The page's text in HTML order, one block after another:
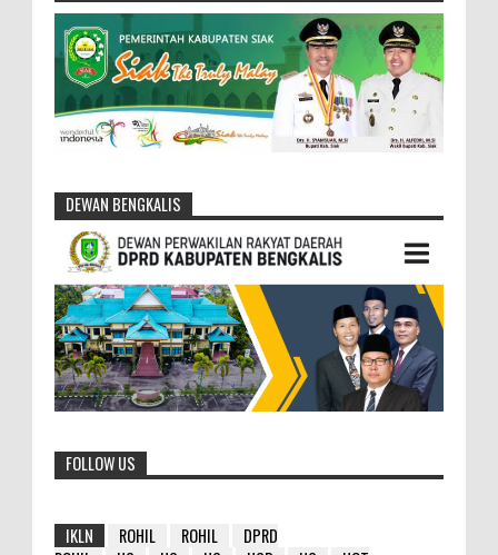
DEWAN BENGKALIS
FOLLOW US
IKLN ROHIL ROHIL
DPRD